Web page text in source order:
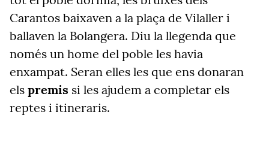
Carantos baixaven a la plaça de Vilaller i
ballaven la Bolangera. Diu la llegenda que
només un home del poble les havia
enxampat. Seran elles les que ens donaran
els premis si les ajudem a completar els
reptes i itineraris.